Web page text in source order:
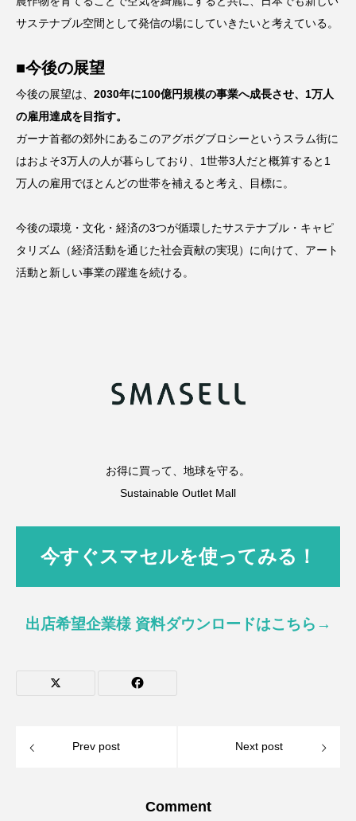
サステナブル空間として発信の場にしていきたいと考えている。
■今後の展望
今後の展望は、 2030年に100億円規模の事業へ成長させ、1万人
の雇用達成を目指す。
ガーナ首都の郊外にあるこのアグボグブロシーというスラム街に
はおよそ3万人の人が暮らしており、1世帯3人だと概算すると1
万人の雇用でほとんどの世帯を補えると考え、目標に。
今後の環境・文化・経済の3つが循環したサステナブル・キャピ
タリズム（経済活動を通じた社会貢献の実現）に向けて、アート
活動と新しい事業の躍進を続ける。
お得に買って、地球を守る。
Sustainable Outlet Mall
今すぐスマセルを使ってみる！
出店希望企業様 資料ダウンロードはこちら→
Prev post Next post
Comment